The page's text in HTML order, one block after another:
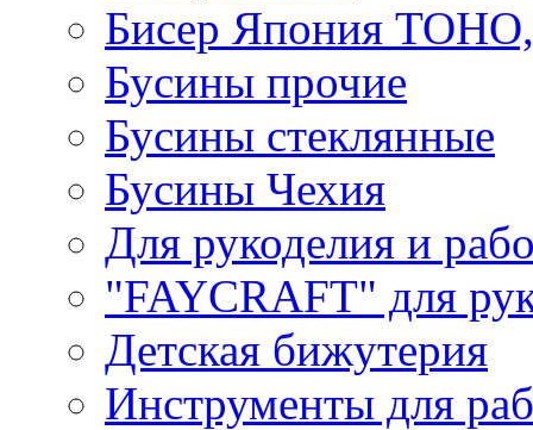
Бисер Япония
Бусины прочие
Бусины стеклянные
Бусины Чехия
Для рукоделия и
"FAYCRAFT" для
Детская бижутерия
Инструменты для